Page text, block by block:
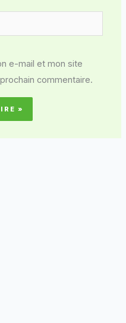
e-mail et mon site
commentaire.